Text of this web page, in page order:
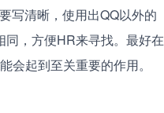
写清晰，使用出QQ以外的
，方便HR来寻找。最好在
起到至关重要的作用。